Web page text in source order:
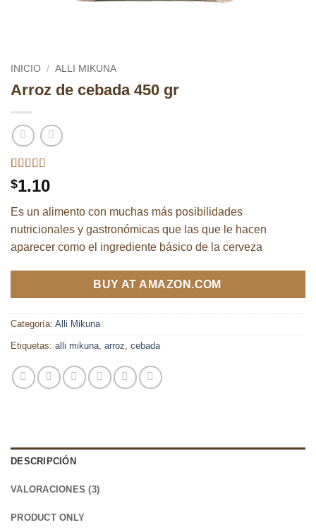
INICIO / ALLI MIKUNA
Arroz de cebada 450 gr
Valorado
con4de
a
3
valoraciones
de
clientes
$1.10
Es un alimento con muchas más posibilidades
nutricionales y gastronómicas que las que le hacen
aparecer como el ingrediente básico de la cerveza
BUY AT AMAZON.COM
Categoría: Alli Mikuna
Etiquetas: alli mikuna, arroz, cebada
DESCRIPCIÓN
VALORACIONES (3)
PRODUCT ONLY